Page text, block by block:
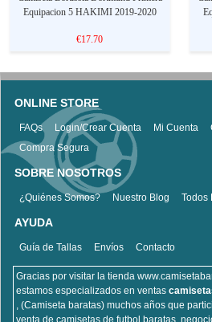
Equipacion 5 HAKIMI 2019-2020
€17.70
ONLINE STORE
FAQs Login/Crear Cuenta Mi Cuenta
Compra Segura
SOBRE NOSOTROS
¿Quiénes Somos? Nuestro Blog Todos
AYUDA
Guía de Tallas Envíos Contacto
Gracias por visitar la tienda
estamos especializados en ventas
, (Camiseta baratas) muchos años que